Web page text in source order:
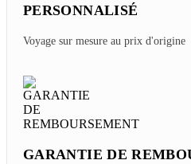
PERSONNALISÉ
Voyage sur mesure au prix d'origine
GARANTIE DE